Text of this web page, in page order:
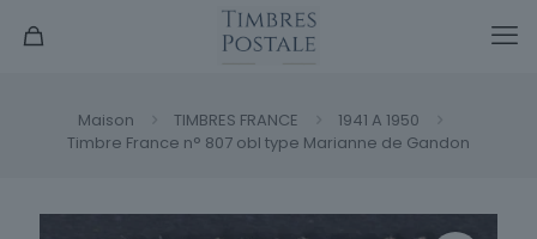
Maison TIMBRES FRANCE
1941 A 1950
Timbre France n° 807 obl type Marianne de Gandon